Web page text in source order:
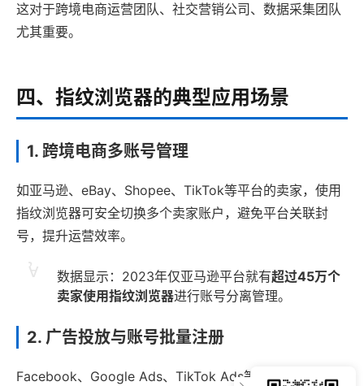
这对于跨境电商运营团队、社交营销公司、数据采集团队
尤其重要。
四、指纹浏览器的典型应用场景
1. 跨境电商多账号管理
如亚马逊、eBay、Shopee、TikTok等平台的卖家，使用
指纹浏览器可安全切换多个卖家账户，避免平台关联封
号，提升运营效率。
数据显示：2023年仅亚马逊平台就有超过45万个
卖家使用指纹浏览器进行账号分离管理。
2. 广告投放与账号批量注册
Facebook、Google Ads、TikTok Ads等平台对广告账户